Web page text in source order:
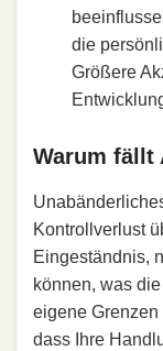
die
Größere
Warum fällt
Kontrollverlust
Eingeständnis,
können, was
eigene
dass Ihre